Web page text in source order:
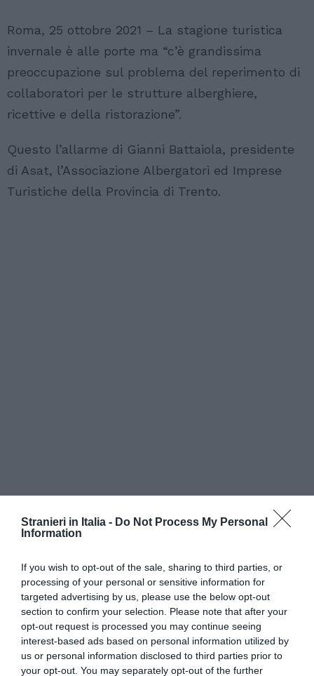
Stranieri in Italia - Do Not Process My Personal
Information
If you wish to opt-out of the sale, sharing to third parties, or
processing of your personal or sensitive information for
targeted advertising by us, please use the below opt-out
section to confirm your selection. Please note that after your
opt-out request is processed you may continue seeing
interest-based ads based on personal information utilized by
us or personal information disclosed to third parties prior to
your opt-out. You may separately opt-out of the further
Roma, 25 ottobre 2021 – La stagione turistica
invernale è alle porte ma “c’è grandissima
preoccupazione sul problema del reperimento di
collaboratori per le strutture alberghiere,
ricettive e della ristorazione”.
Questo l’allarme di Gianni Battaiola, presidente
di Asat, l’Associazione Albergatori ed Imprese
Turistiche della Provincia di Trento.
lavoro o i ragazzi che escono dalle scuole
alberghiere – ha sottolineato Battaiola – non
sono sufficienti a soddisfare il fabbisogno e la
richiesta proveniente dal settore. Sono circa 14
mila gli addetti necessari a questo settore e